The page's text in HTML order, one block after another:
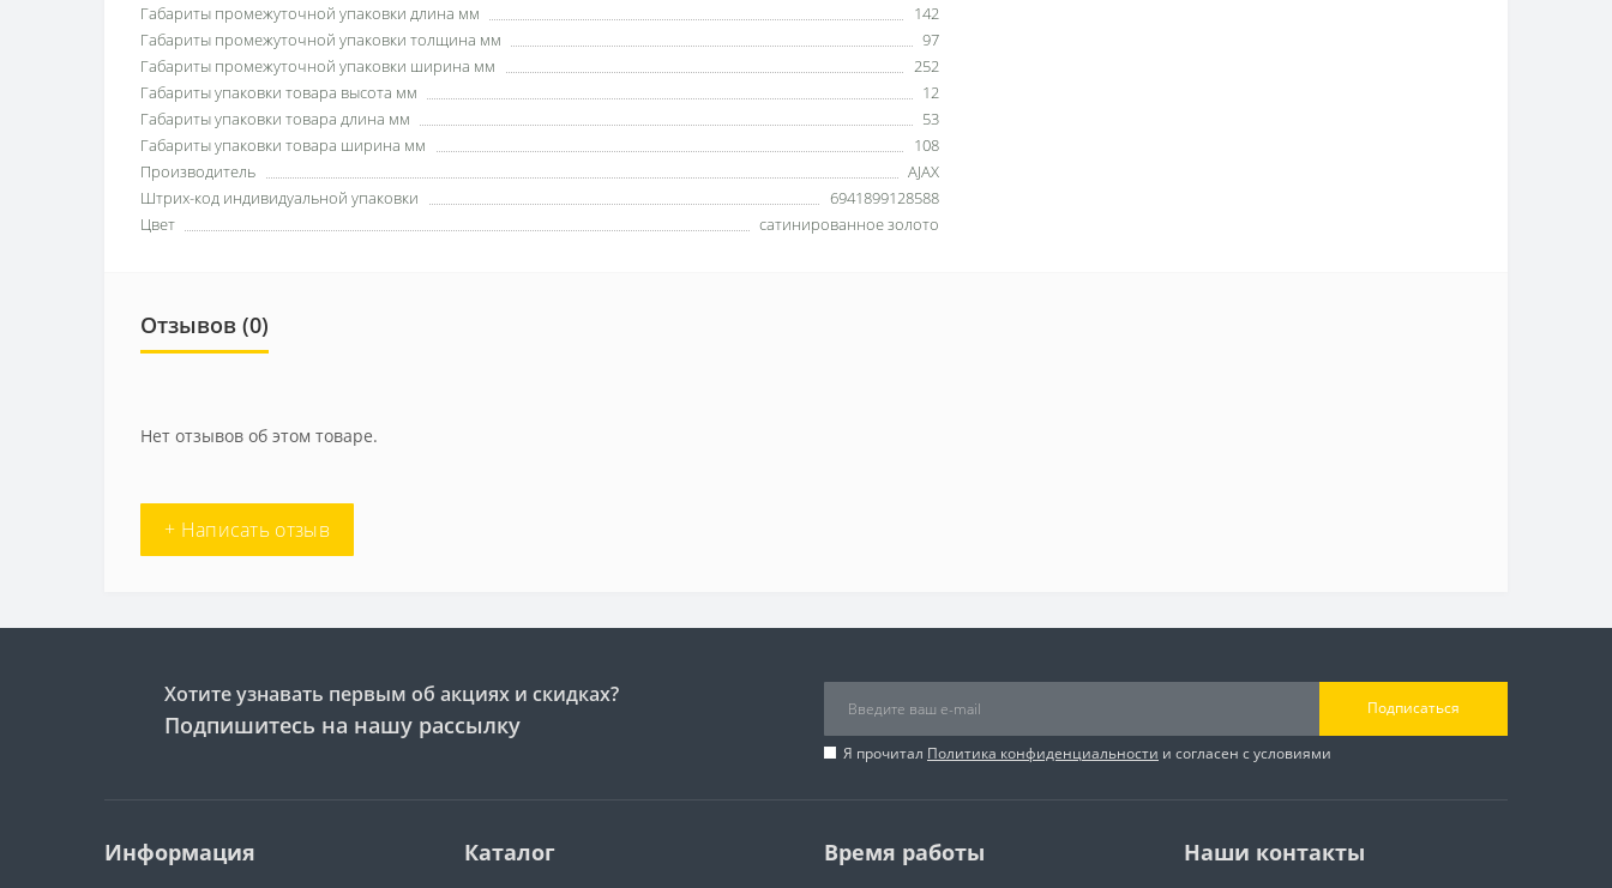
Габариты промежуточной упаковки длина мм
142
Габариты промежуточной упаковки толщина мм
97
Габариты промежуточной упаковки ширина мм
252
Габариты упаковки товара высота мм
12
Габариты упаковки товара длина мм
53
Габариты упаковки товара ширина мм
108
Производитель
AJAX
Штрих-код индивидуальной упаковки
6941899128588
Цвет
сатинированное золото
Отзывов (0)
Нет отзывов об этом товаре.
+ Написать отзыв
Хотите узнавать первым об акциях и скидках?
Подпишитесь на нашу рассылку
Подписаться
Я прочитал Политика конфиденциальности и согласен с условиями
Информация Каталог Время работы Наши контакты